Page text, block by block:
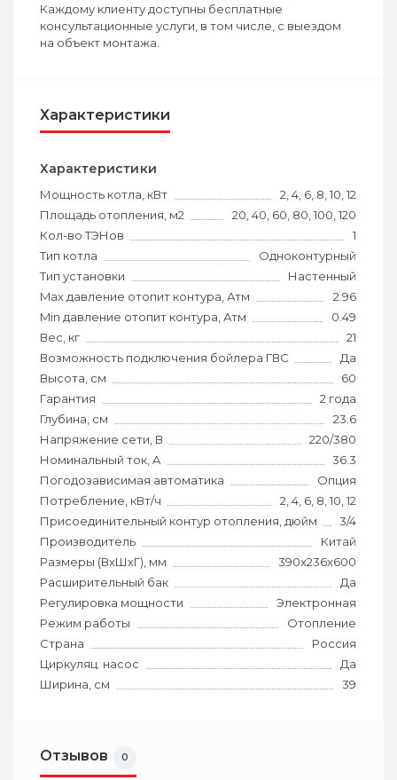
Каждому клиенту доступны бесплатные
консультационные услуги, в том числе, с выездом
на объект монтажа.
Характеристики
Характеристики
Мощность котла, кВт
2, 4, 6, 8, 10, 12
Площадь отопления, м2
20, 40, 60, 80, 100, 120
Кол-во ТЭНов
1
Тип котла
Одноконтурный
Тип установки
Настенный
Max давление отопит контура, Атм
2.96
Min давление отопит контура, Атм
0.49
Вес, кг
21
Возможность подключения бойлера ГВС
Да
Высота, см
60
Гарантия
2 года
Глубина, см
23.6
Напряжение сети, В
220/380
Номинальный ток, A
36.3
Погодозависимая автоматика
Опция
Потребление, кВт/ч
2, 4, 6, 8, 10, 12
Присоединительный контур отопления, дюйм
3/4
Производитель
Китай
Размеры (ВхШхГ), мм
390x236x600
Расширительный бак
Да
Регулировка мощности
Электронная
Режим работы
Отопление
Страна
Россия
Циркуляц. насос
Да
Ширина, см
39
Отзывов 0